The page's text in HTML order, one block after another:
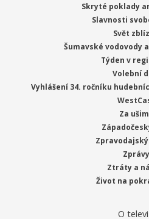
Skryté poklady
Slavnosti
Svět
Šumavské vodovody
Týden v
Volební
Vyhlášení 34. ročníku
Za
Zprávy
Ztráty a
Život na
O